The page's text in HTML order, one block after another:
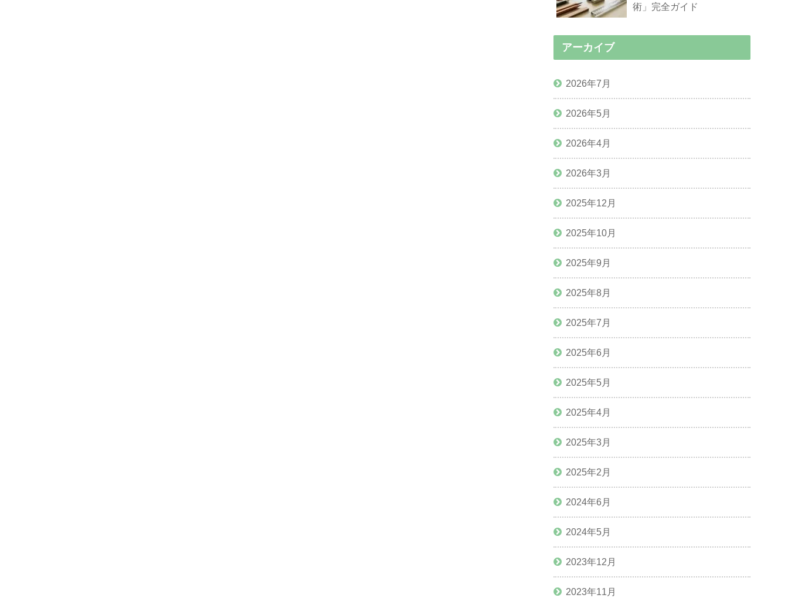
術」完全ガイド
アーカイブ
2026年7月
2026年5月
2026年4月
2026年3月
2025年12月
2025年10月
2025年9月
2025年8月
2025年7月
2025年6月
2025年5月
2025年4月
2025年3月
2025年2月
2024年6月
2024年5月
2023年12月
2023年11月